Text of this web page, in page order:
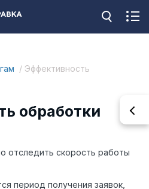
/ Эффективность
обработки
отследить скорость работы
период получения заявок,